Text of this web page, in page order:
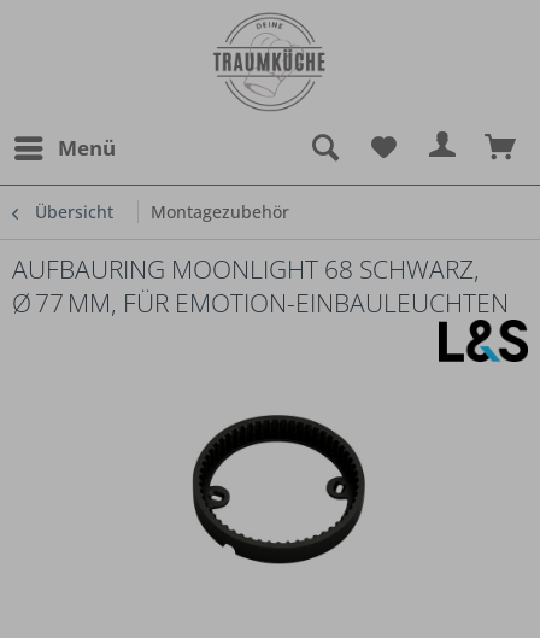
Menü
Übersicht Montagezubehör
AUFBAURING MOONLIGHT 68 SCHWARZ,
Ø 77 MM, FÜR EMOTION-EINBAULEUCHTEN